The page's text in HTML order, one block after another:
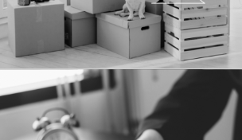
ギャラリー
物件概要